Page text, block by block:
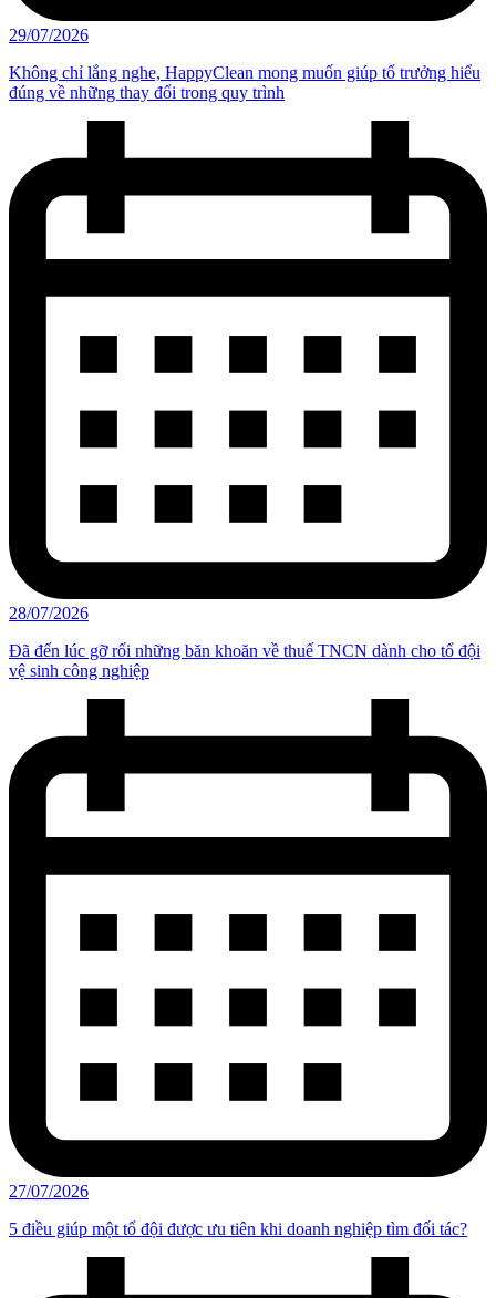
29/07/2026
Không chỉ lắng nghe, HappyClean mong muốn giúp tổ trưởng hiểu
đúng về những thay đổi trong quy trình
28/07/2026
Đã đến lúc gỡ rối những băn khoăn về thuế TNCN dành cho tổ đội
vệ sinh công nghiệp
27/07/2026
5 điều giúp một tổ đội được ưu tiên khi doanh nghiệp tìm đối tác?